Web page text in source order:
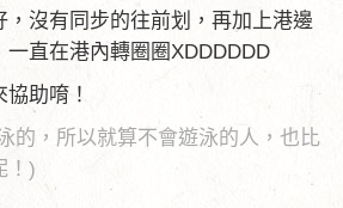
，沒有同步的往前划，再加上港邊
一直在港內轉圈圈XDDDDDD
助唷！
的，所以就算不會遊泳的人，也比
！)